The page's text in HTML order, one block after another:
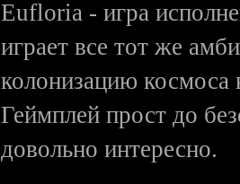
Eufloria - игра
играет все тот же
колонизацию космоса
Геймплей прост до
довольно интересно.